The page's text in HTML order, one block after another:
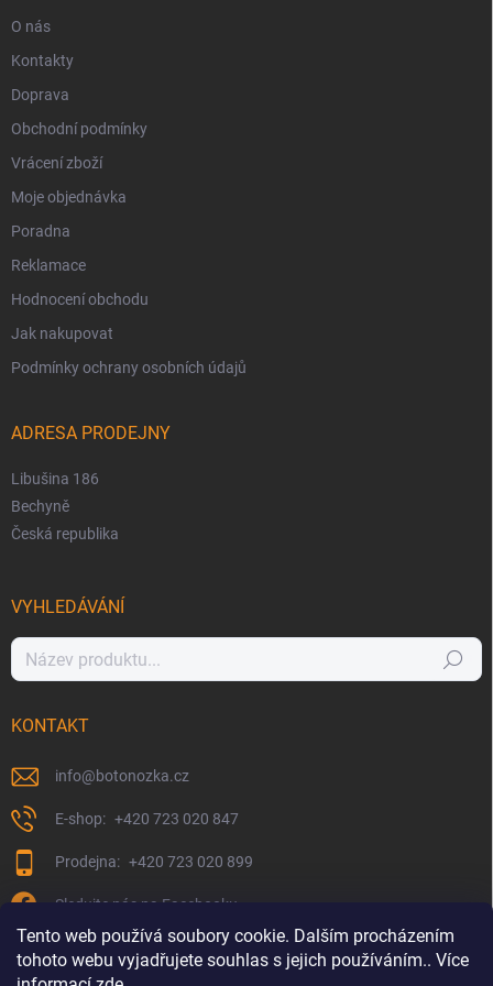
Tento web používá soubory cookie. Dalším procházením
tohoto webu vyjadřujete souhlas s jejich používáním.. Více
O nás
Kontakty
Doprava
Obchodní podmínky
Vrácení zboží
Moje objednávka
Poradna
Reklamace
Hodnocení obchodu
Jak nakupovat
Podmínky ochrany osobních údajů
ADRESA PRODEJNY
Libušina 186
Bechyně
Česká republika
VYHLEDÁVÁNÍ
Hledat
KONTAKT
info@botonozka.cz
+420 723 020 847
+420 723 020 899
Sledujte nás na Facebooku